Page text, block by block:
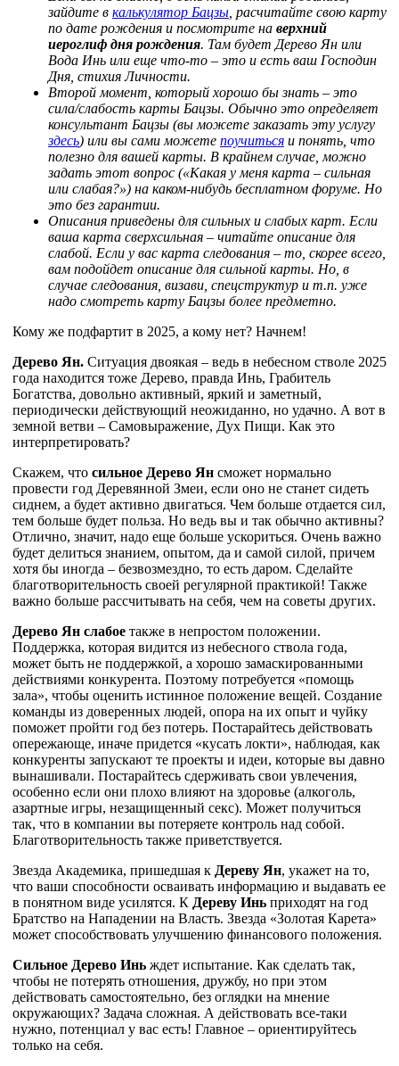
зайдите в калькулятор Бацзы , расчитайте свою карту
по дате рождения и посмотрите на верхний
иероглиф дня рождения. Там будет Дерево Ян или
Вода Инь или еще что-то – это и есть ваш Господин
Дня, стихия Личности.
Второй момент, который хорошо бы знать – это
сила/слабость карты Бацзы. Обычно это определяет
консультант Бацзы (вы можете заказать эту услугу
здесь) или вы сами можете поучиться и понять, что
полезно для вашей карты. В крайнем случае, можно
задать этот вопрос («Какая у меня карта – сильная
или слабая?») на каком-нибудь бесплатном форуме. Но
это без гарантии.
Описания приведены для сильных и слабых карт. Если
ваша карта сверхсильная – читайте описание для
слабой. Если у вас карта следования – то, скорее всего,
вам подойдет описание для сильной карты. Но, в
случае следования, визави, спецструктур и т.п. уже
надо смотреть карту Бацзы более предметно.
Кому же подфартит в 2025, а кому нет? Начнем!
Дерево Ян. Ситуация двоякая – ведь в небесном стволе 2025
года находится тоже Дерево, правда Инь, Грабитель
Богатства, довольно активный, яркий и заметный,
периодически действующий неожиданно, но удачно. А вот в
земной ветви – Самовыражение, Дух Пищи. Как это
интерпретировать?
Скажем, что сильное Дерево Ян сможет нормально
провести год Деревянной Змеи, если оно не станет сидеть
сиднем, а будет активно двигаться. Чем больше отдается сил,
тем больше будет польза. Но ведь вы и так обычно активны?
Отлично, значит, надо еще больше ускориться. Очень важно
будет делиться знанием, опытом, да и самой силой, причем
хотя бы иногда – безвозмездно, то есть даром. Сделайте
благотворительность своей регулярной практикой! Также
важно больше рассчитывать на себя, чем на советы других.
Дерево Ян слабое также в непростом положении.
Поддержка, которая видится из небесного ствола года,
может быть не поддержкой, а хорошо замаскированными
действиями конкурента. Поэтому потребуется «помощь
зала», чтобы оценить истинное положение вещей. Создание
команды из доверенных людей, опора на их опыт и чуйку
поможет пройти год без потерь. Постарайтесь действовать
опережающе, иначе придется «кусать локти», наблюдая, как
конкуренты запускают те проекты и идеи, которые вы давно
вынашивали. Постарайтесь сдерживать свои увлечения,
особенно если они плохо влияют на здоровье (алкоголь,
азартные игры, незащищенный секс). Может получиться
так, что в компании вы потеряете контроль над собой.
Благотворительность также приветствуется.
Звезда Академика, пришедшая к Дереву Ян, укажет на то,
что ваши способности осваивать информацию и выдавать ее
в понятном виде усилятся. К Дереву Инь приходят на год
Братство на Нападении на Власть. Звезда «Золотая Карета»
может способствовать улучшению финансового положения.
Сильное Дерево Инь ждет испытание. Как сделать так,
чтобы не потерять отношения, дружбу, но при этом
действовать самостоятельно, без оглядки на мнение
окружающих? Задача сложная. А действовать все-таки
нужно, потенциал у вас есть! Главное – ориентируйтесь
только на себя.